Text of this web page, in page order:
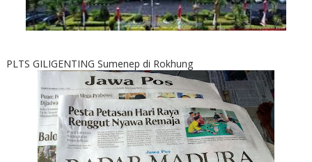
PLTS GILIGENTING Sumenep di Rokhung